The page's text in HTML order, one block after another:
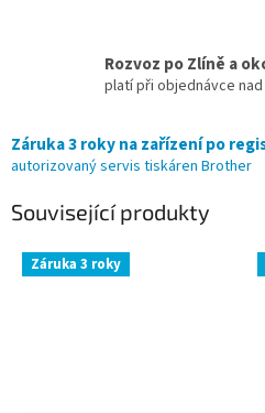
Rozvoz po Zlíně a
platí při objednávce nad
Záruka 3 roky na zařízení po
autorizovaný servis tiskáren Brother
Související produkty
Záruka 3 roky